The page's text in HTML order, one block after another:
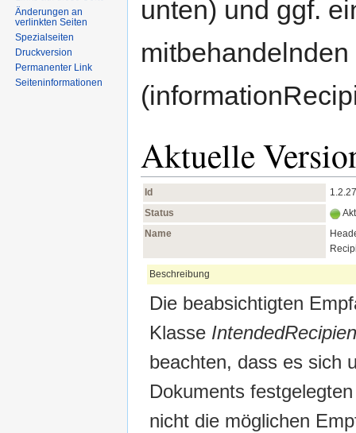
unten) und ggf.
Aktuelle
Id
Status
Name
Beschreibung
Die beabsichtigten
Klasse
beachten, dass es sich
Dokuments
nicht die möglichen
Änderungen an
verlinkten Seiten
Spezialseiten
Druckversion
Permanenter Link
Seiten­informationen